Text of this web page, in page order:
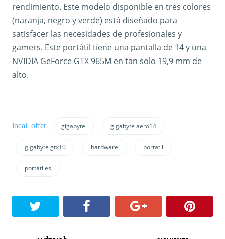
rendimiento. Este modelo disponible en tres colores
(naranja, negro y verde) está diseñado para
satisfacer las necesidades de profesionales y
gamers. Este portátil tiene una pantalla de 14 y una
NVIDIA GeForce GTX 965M en tan solo 19,9 mm de
alto.
gigabyte gigabyte aero14
gigabyte gtx10 hardware portatil
portatiles